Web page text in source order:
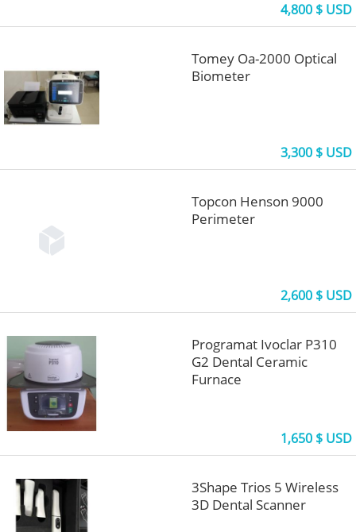
4,800 $ USD
Tomey Oa-2000 Optical
Biometer
3,300 $ USD
Topcon Henson 9000
Perimeter
2,600 $ USD
Programat Ivoclar P310
G2 Dental Ceramic
Furnace
1,650 $ USD
3Shape Trios 5 Wireless
3D Dental Scanner